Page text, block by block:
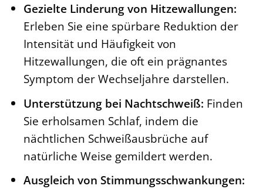
Gezielte Linderung von Hitzewallungen:
Erleben Sie eine spürbare Reduktion der
Intensität und Häufigkeit von
Hitzewallungen, die oft ein prägnantes
Symptom der Wechseljahre darstellen.
Unterstützung bei Nachtschweiß: Finden
Sie erholsamen Schlaf, indem die
nächtlichen Schweißausbrüche auf
natürliche Weise gemildert werden.
Ausgleich von Stimmungsschwankungen: